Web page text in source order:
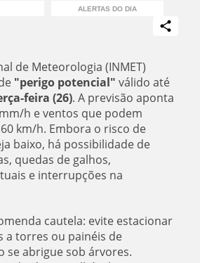
ALERTAS DO DIA
de Meteorologia (INMET)
"perigo potencial" válido até
feira (26). A previsão aponta
h e ventos que podem
km/h. Embora o risco de
baixo, há possibilidade de
quedas de galhos,
e interrupções na
cautela: evite estacionar
a torres ou painéis de
se abrigue sob árvores.